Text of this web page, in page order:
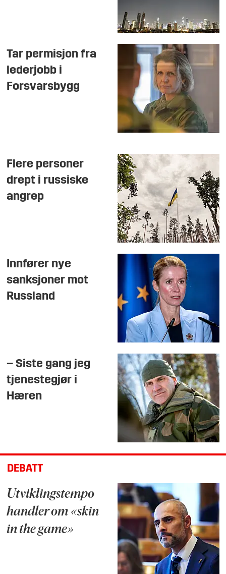
Tar permisjon fra
lederjobb i
Forsvarsbygg
Flere personer
drept i russiske
angrep
Innfører nye
sanksjoner mot
Russland
– Siste gang jeg
tjenestegjør i
Hæren
DEBATT
Utviklingstempo
handler om «skin
in the game»